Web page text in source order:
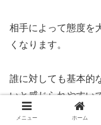
相手によって態度を
くなります。
誰に対しても基本的
いと感じられやすい
メニュー ホーム